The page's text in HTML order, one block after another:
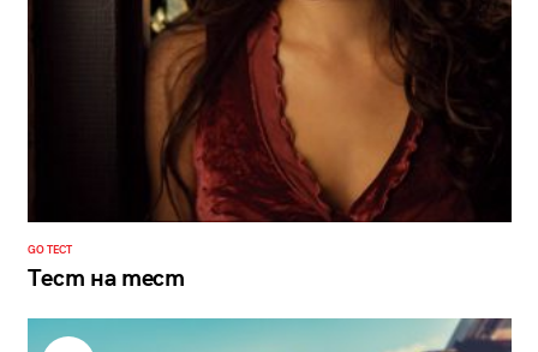
GO ТЕСТ
Тест на тест